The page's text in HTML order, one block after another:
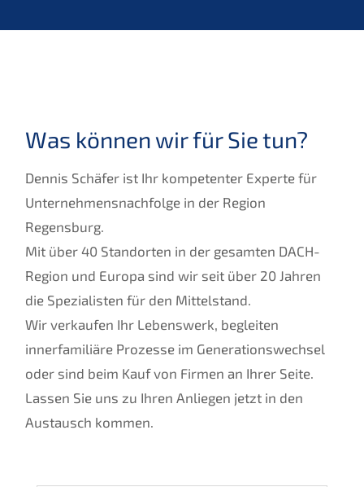
Was können wir für Sie tun?
Dennis Schäfer ist Ihr kompetenter Experte für
Unternehmensnachfolge in der Region
Regensburg.
Mit über 40 Standorten in der gesamten DACH-
Region und Europa sind wir seit über 20 Jahren
die Spezialisten für den Mittelstand.
Wir verkaufen Ihr Lebenswerk, begleiten
innerfamiliäre Prozesse im Generationswechsel
oder sind beim Kauf von Firmen an Ihrer Seite.
Lassen Sie uns zu Ihren Anliegen jetzt in den
Austausch kommen.